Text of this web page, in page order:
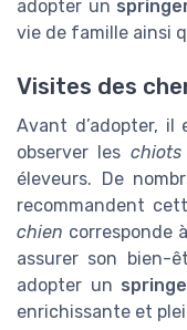
adopter un
vie de famille ainsi
Visites des
Avant d’adopter, il
observer les chiots
éleveurs. De
recommandent
chien corresponde
assurer son bien-
adopter un
enrichissante et